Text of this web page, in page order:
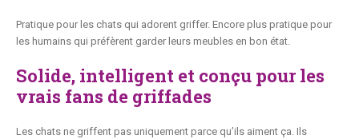
Pratique pour les chats qui adorent griffer. Encore plus pratique pour
les humains qui préfèrent garder leurs meubles en bon état.
Solide, intelligent et conçu pour les
vrais fans de griffades
Les chats ne griffent pas uniquement parce qu’ils aiment ça. Ils